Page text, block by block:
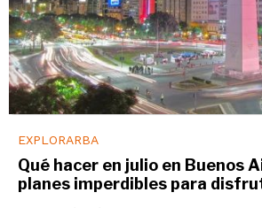
EXPLORARBA
Qué hacer en julio en Buenos
planes imperdibles para